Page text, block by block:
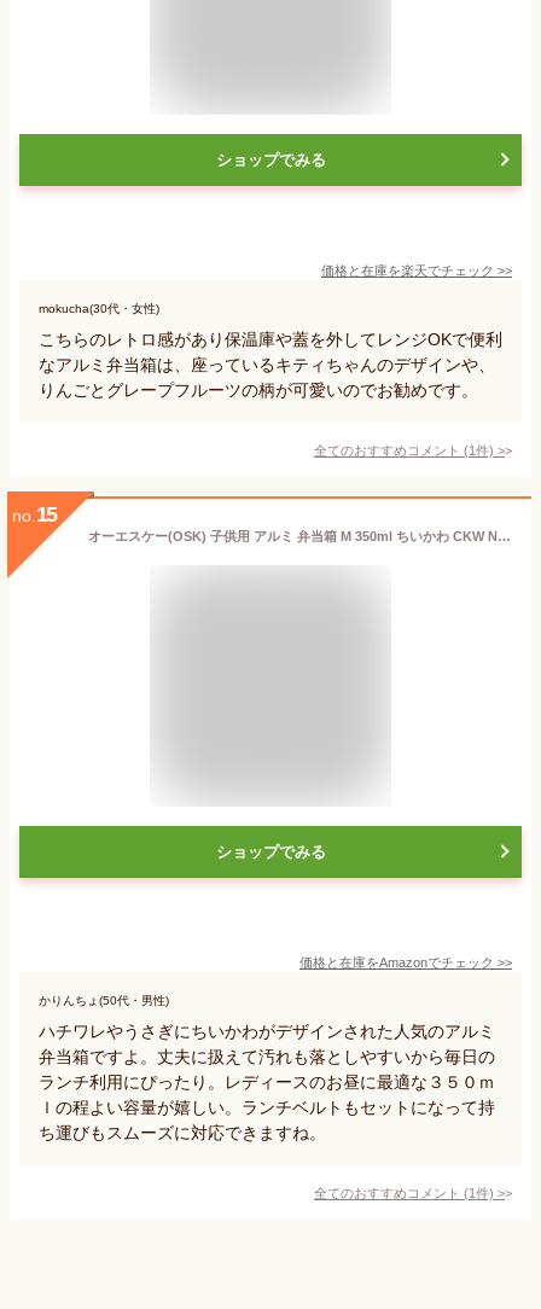
ショップでみる
価格と在庫を楽天でチェック >>
mokucha(30代・女性)
こちらのレトロ感があり保温庫や蓋を外してレンジOKで便利
なアルミ弁当箱は、座っているキティちゃんのデザインや、
りんごとグレープフルーツの柄が可愛いのでお勧めです。
全てのおすすめコメント (1件) >
no. 15
オーエスケー(OSK) 子供用 アルミ 弁当箱 M 350ml ちいかわ CKW No.4 ランチベルト 仕切付き 日本製 AL-5
ショップでみる
価格と在庫をAmazonでチェック >>
かりんちょ(50代・男性)
ハチワレやうさぎにちいかわがデザインされた人気のアルミ
弁当箱ですよ。丈夫に扱えて汚れも落としやすいから毎日の
ランチ利用にぴったり。レディースのお昼に最適な３５０ｍ
ｌの程よい容量が嬉しい。ランチベルトもセットになって持
ち運びもスムーズに対応できますね。
全てのおすすめコメント (1件) >